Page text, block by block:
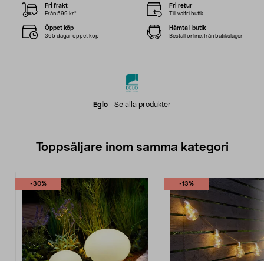
Eglo - Se alla produkter
Fri frakt
Från 599 kr*
Fri retur
Till valfri butik
Öppet köp
365 dagar öppet köp
Hämta i butik
Beställ online, från butikslager
Toppsäljare inom samma kategori
-30% -13%